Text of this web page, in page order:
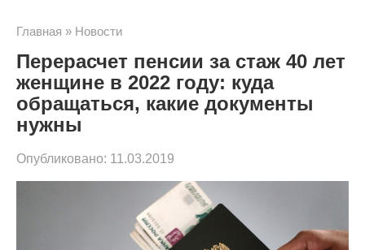
Главная » Новости
Перерасчет пенсии за стаж 40 лет
женщине в 2022 году: куда
обращаться, какие документы
нужны
Опубликовано: 11.03.2019